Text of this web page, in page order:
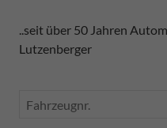
..seit über 50 Jahren
Lutzenberger
Fahrzeugnr.